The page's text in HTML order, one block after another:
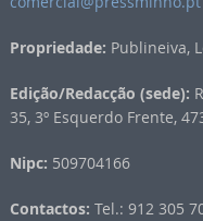
Propriedade: Publineiva,
Edição/Redacção (sede):
35, 3º Esquerdo Frente,
Nipc: 509704166
Contactos: Tel.: 912 305